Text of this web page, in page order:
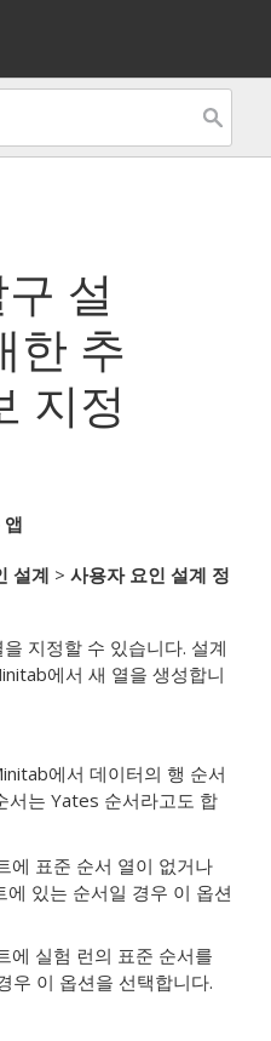
설
한 추
지정
설계 > 사용자 요인 설계 정
지정할 수 있습니다. 설계
에서 새 열을 생성합니
에서 데이터의 행 순서
서는 Yates 순서라고도 합
에 표준 순서 열이 없거나
있는 순서일 경우 이 옵션
에 실험 런의 표준 순서를
우 이 옵션을 선택합니다.